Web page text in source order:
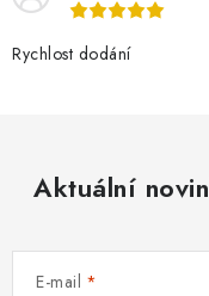
Rychlost dodání
Aktuální
E-mail